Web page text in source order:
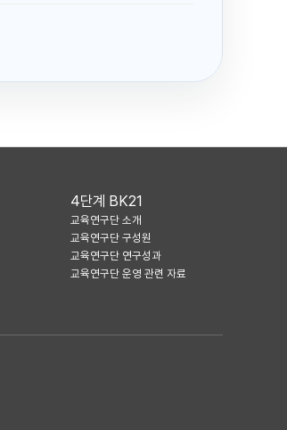
4단계 BK21
교육연구단 소개
교육연구단 구성원
교육연구단 연구성과
교육연구단 운영 관련 자료